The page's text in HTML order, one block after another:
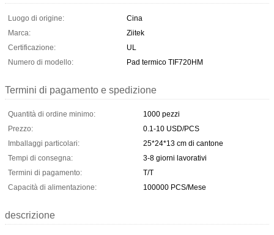
Luogo di origine:
Cina
Marca:
Ziitek
Certificazione:
UL
Numero di modello:
Pad termico TIF720HM
Termini di pagamento e spedizione
Quantità di ordine minimo:
1000 pezzi
Prezzo:
0.1-10 USD/PCS
Imballaggi particolari:
25*24*13 cm di cantone
Tempi di consegna:
3-8 giorni lavorativi
Termini di pagamento:
T/T
Capacità di alimentazione:
100000 PCS/Mese
descrizione